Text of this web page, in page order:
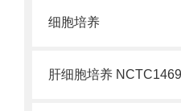
细胞培养